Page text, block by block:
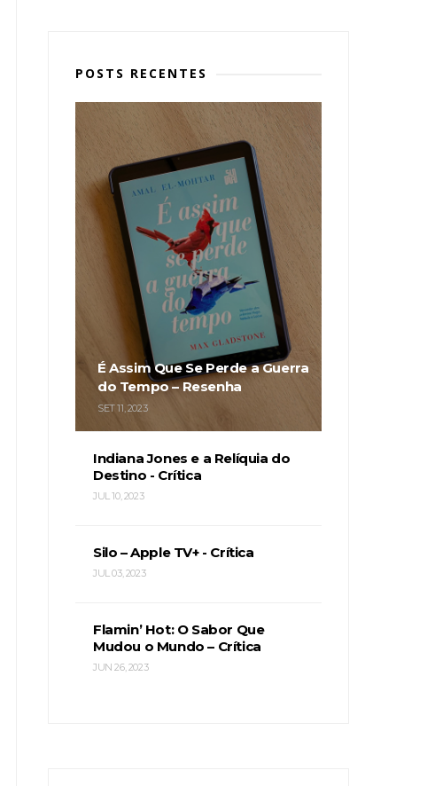
POSTS RECENTES
É Assim Que Se Perde a Guerra
do Tempo – Resenha
SET 11, 2023
Indiana Jones e a Relíquia do
Destino - Crítica
JUL 10, 2023
Silo – Apple TV+ - Crítica
JUL 03, 2023
Flamin’ Hot: O Sabor Que
Mudou o Mundo – Crítica
JUN 26, 2023